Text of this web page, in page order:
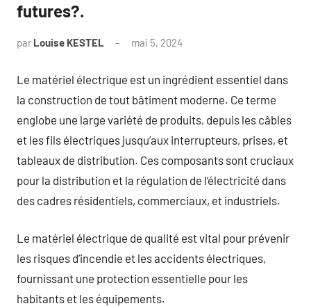
futures?.
par Louise KESTEL mai 5, 2024
Le matériel électrique est un ingrédient essentiel dans
la construction de tout bâtiment moderne. Ce terme
englobe une large variété de produits, depuis les câbles
et les fils électriques jusqu’aux interrupteurs, prises, et
tableaux de distribution. Ces composants sont cruciaux
pour la distribution et la régulation de l’électricité dans
des cadres résidentiels, commerciaux, et industriels.
Le matériel électrique de qualité est vital pour prévenir
les risques d’incendie et les accidents électriques,
fournissant une protection essentielle pour les
habitants et les équipements.